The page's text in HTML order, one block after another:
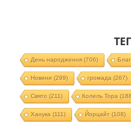
День народження(706)
Новини (299) громада (267)
Свято (211) Колель Тора
Ханука (111) Йорцайт (108)